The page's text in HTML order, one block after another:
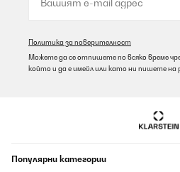
Политика за поверителност
Можете да се отпишете по всяко време
който и да е имейл или като ни пишете на
Популярни категории